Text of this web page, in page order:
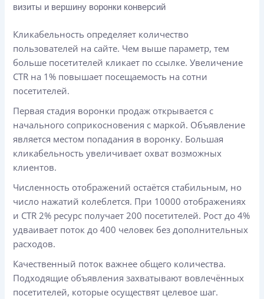
визиты и вершину воронки конверсий
Кликабельность определяет количество
пользователей на сайте. Чем выше параметр, тем
больше посетителей кликает по ссылке. Увеличение
CTR на 1% повышает посещаемость на сотни
посетителей.
Первая стадия воронки продаж открывается с
начального соприкосновения с маркой. Объявление
является местом попадания в воронку. Большая
кликабельность увеличивает охват возможных
клиентов.
Численность отображений остаётся стабильным, но
число нажатий колеблется. При 10000 отображениях
и CTR 2% ресурс получает 200 посетителей. Рост до 4%
удваивает поток до 400 человек без дополнительных
расходов.
Качественный поток важнее общего количества.
Подходящие объявления захватывают вовлечённых
посетителей, которые осуществят целевое шаг.